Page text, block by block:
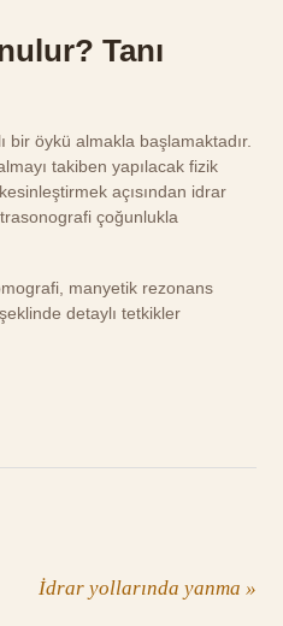
Tanı
bir öykü almakla başlamaktadır.
takiben yapılacak fizik
açısından idrar
çoğunlukla
manyetik rezonans
detaylı tetkikler
İdrar yollarında yanma »